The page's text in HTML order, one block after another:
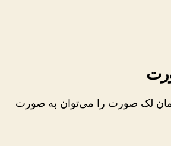
لک صورت را می‌توان به‌ صورت